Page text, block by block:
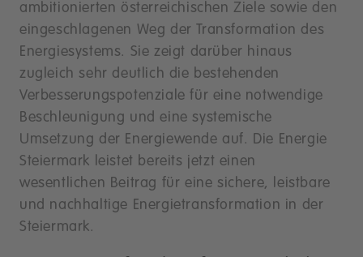
ambitionierten österreichischen Ziele sowie den
eingeschlagenen Weg der Transformation des
Energiesystems. Sie zeigt darüber hinaus
zugleich sehr deutlich die bestehenden
Verbesserungspotenziale für eine notwendige
Beschleunigung und eine systemische
Umsetzung der Energiewende auf. Die Energie
Steiermark leistet bereits jetzt einen
wesentlichen Beitrag für eine sichere, leistbare
und nachhaltige Energietransformation in der
Steiermark.